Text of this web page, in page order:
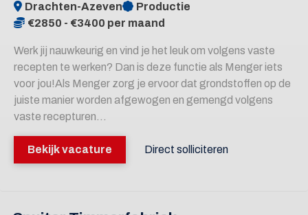
Drachten-Azeven
Productie
€2850 - €3400 per maand
Werk jij nauwkeurig en vind je het leuk om volgens vaste
recepten te werken? Dan is deze functie als Menger iets
voor jou!Als Menger zorg je ervoor dat grondstoffen op de
juiste manier worden afgewogen en gemengd volgens
vaste recepturen...
Bekijk vacature Direct solliciteren